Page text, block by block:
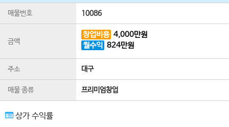
매물번호 10086
금액
창업비용 4,000만원
월수익 824만원
주소 대구
매물 종류 프리미엄창업
상가 수익률